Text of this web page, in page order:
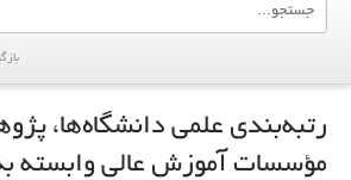
رتبه‌بندی علمی دانشگاه‌ها،
مؤسسات آموزش عالی وابسته